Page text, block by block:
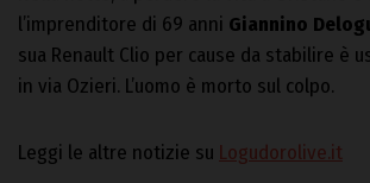
l’imprenditore di 69 anni Giannino
sua Renault Clio per cause da stabilire è
in via Ozieri. L’uomo è morto sul colpo.
Leggi le altre notizie su Logudorolive.it